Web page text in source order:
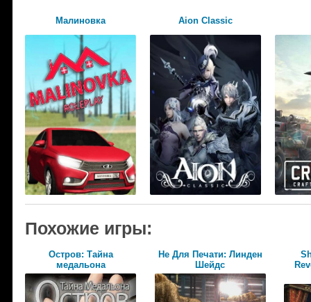
Малиновка Aion Classic
Похожие игры:
Остров: Тайна
медальона
Не Для Печати: Линден
Шейдс